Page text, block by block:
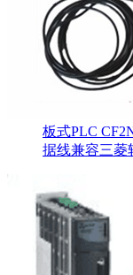
板式PLC
据线兼容三菱